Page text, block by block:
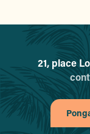
21, place